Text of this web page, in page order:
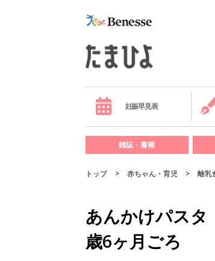
妊娠早見表
雑誌・書籍
トップ 赤ちゃん・育児 離乳
あんかけパス
歳6ヶ月ごろ